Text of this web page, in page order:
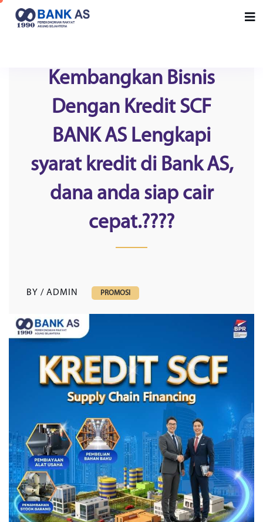
Kembangkan Bisnis
Dengan Kredit SCF
BANK AS Lengkapi
syarat kredit di Bank AS,
dana anda siap cair
cepat.????
BY / ADMIN PROMOSI